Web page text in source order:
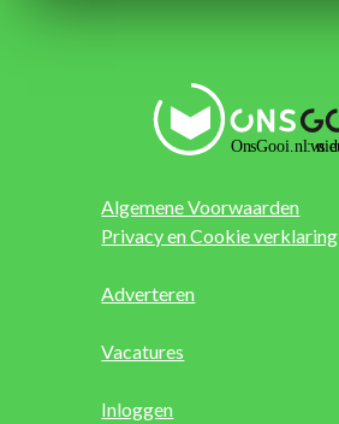
Algemene Voorwaarden
Privacy en Cookie verklaring
Adverteren
Vacatures
Inloggen